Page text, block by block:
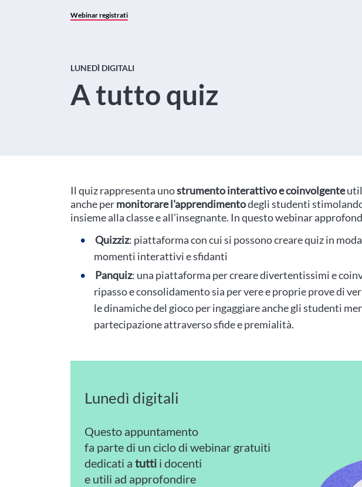
Webinar registrati
LUNEDÌ DIGITALI
A tutto quiz
Il quiz rappresenta unostrumento interattivo e coinvolgente
anche permonitorare l'apprendimentodegli studenti
insieme alla classe e all’insegnante. In questo webinar
Quizziz: piattaforma con cui si possono creare quiz in
momenti interattivi e sfidanti
Panquiz: una piattaforma per creare divertentissimi e
ripasso e consolidamento sia per vere e proprie prove di
le dinamiche del gioco per ingaggiare anche gli studenti
partecipazione attraverso sfide e premialità.
Lunedì digitali
Questo appuntamento
fa parte di un ciclo di webinar gratuiti
dedicati a tutti i docenti
e utili ad approfondire